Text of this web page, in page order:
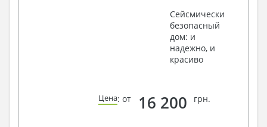
Сейсмически
безопасный
дом: и
надежно, и
красиво
Цена: от 16 200 грн.